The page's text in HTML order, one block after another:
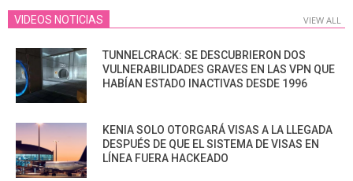
VIDEOS NOTICIAS VIEW ALL
TUNNELCRACK: SE DESCUBRIERON DOS
VULNERABILIDADES GRAVES EN LAS VPN QUE
HABÍAN ESTADO INACTIVAS DESDE 1996
KENIA SOLO OTORGARÁ VISAS A LA LLEGADA
DESPUÉS DE QUE EL SISTEMA DE VISAS EN
LÍNEA FUERA HACKEADO